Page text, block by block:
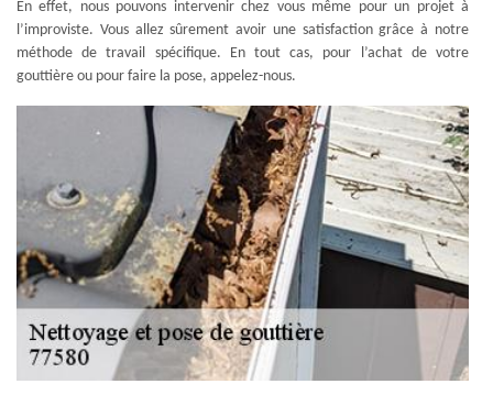
En effet, nous pouvons intervenir chez vous même pour un projet à
l’improviste. Vous allez sûrement avoir une satisfaction grâce à notre
méthode de travail spécifique. En tout cas, pour l’achat de votre
gouttière ou pour faire la pose, appelez-nous.